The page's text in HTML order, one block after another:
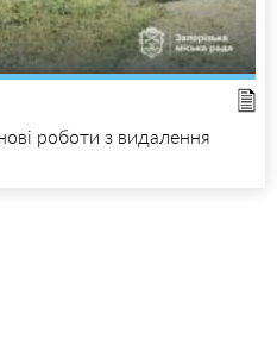
роботи з видалення